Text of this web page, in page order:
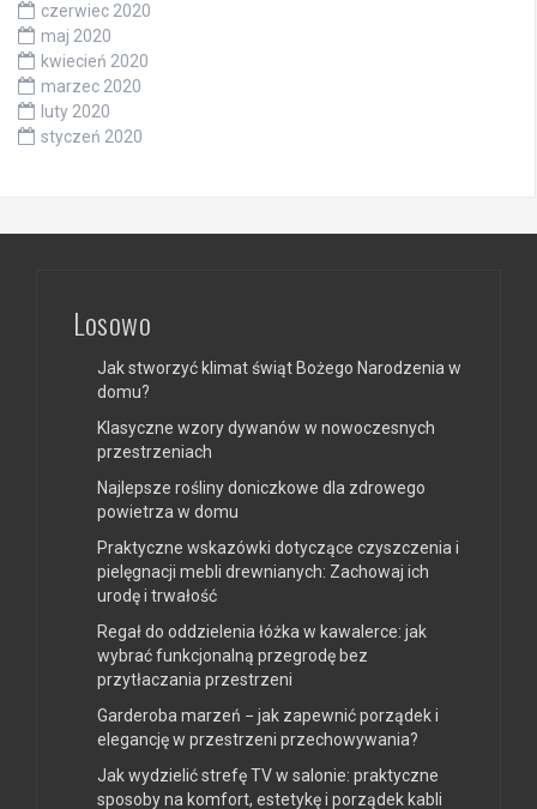
czerwiec 2020
maj 2020
kwiecień 2020
marzec 2020
luty 2020
styczeń 2020
Losowo
Jak stworzyć klimat świąt Bożego Narodzenia w
domu?
Klasyczne wzory dywanów w nowoczesnych
przestrzeniach
Najlepsze rośliny doniczkowe dla zdrowego
powietrza w domu
Praktyczne wskazówki dotyczące czyszczenia i
pielęgnacji mebli drewnianych: Zachowaj ich
urodę i trwałość
Regał do oddzielenia łóżka w kawalerce: jak
wybrać funkcjonalną przegrodę bez
przytłaczania przestrzeni
Garderoba marzeń − jak zapewnić porządek i
elegancję w przestrzeni przechowywania?
Jak wydzielić strefę TV w salonie: praktyczne
sposoby na komfort, estetykę i porządek kabli